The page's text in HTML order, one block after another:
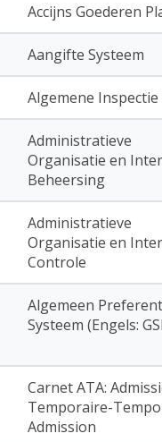
Accijns Goederen
Aangifte Systeem
Algemene
Administratieve
Organisatie en
Beheersing
Administratieve
Organisatie en
Controle
Algemeen
Systeem (Engels:
Carnet ATA:
Temporaire-
Admission